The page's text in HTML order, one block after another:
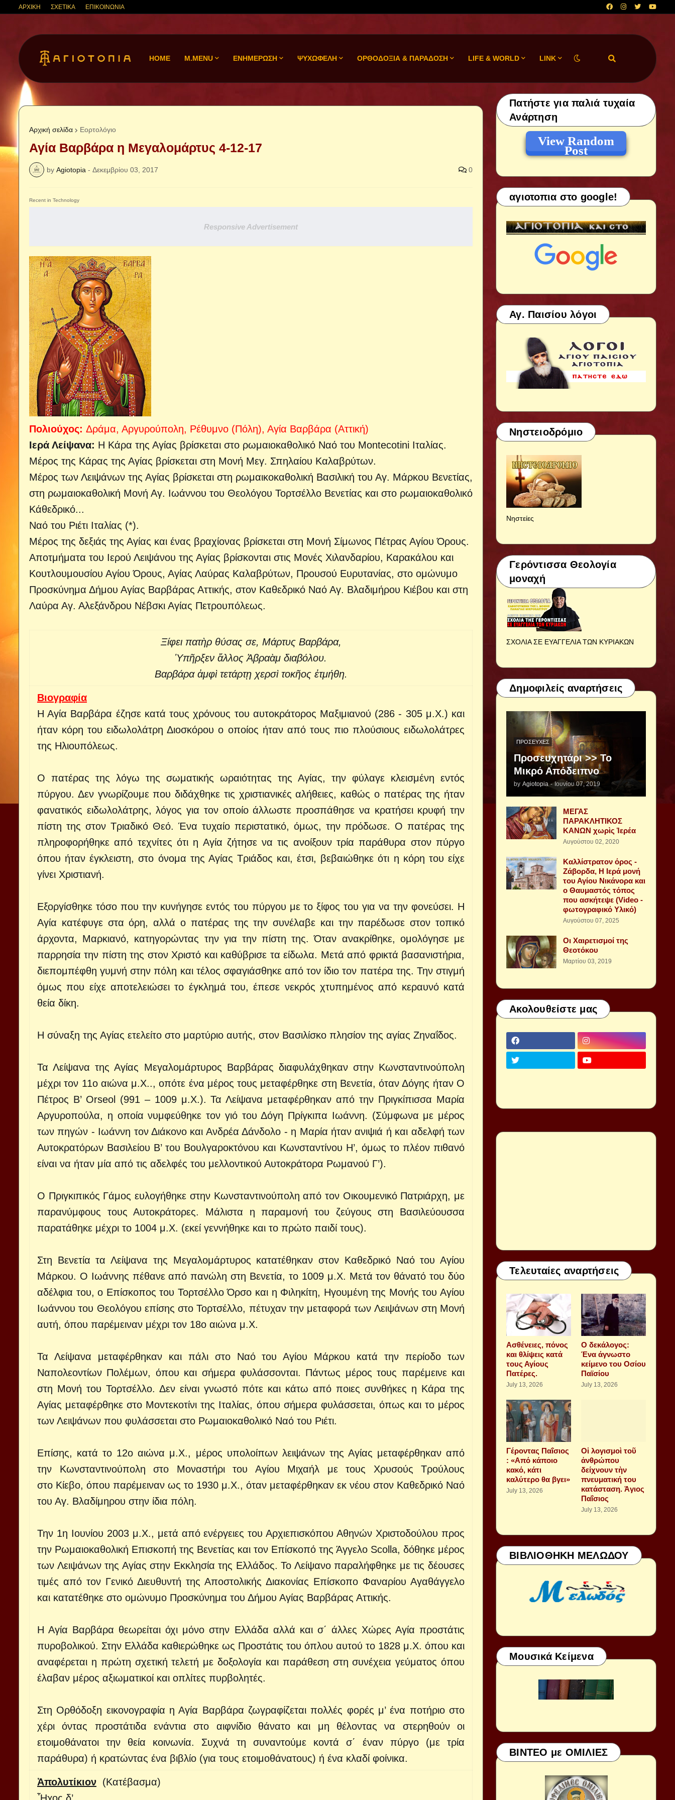
ΑΡΧΙΚΗ ΣΧΕΤΙΚΑ ΕΠΙΚΟΙΝΩΝΙΑ
HOME M.MENU ΕΝΗΜΕΡΩΣΗ ΨΥΧΩΦΕΛΗ ΟΡΘΟΔΟΞΙΑ & ΠΑΡΑΔΟΣΗ LIFE & WORLD LINK
Αρχική σελίδα Εορτολόγιο
Αγία Βαρβάρα η Μεγαλομάρτυς 4-12-17
by Agiotopia - Δεκεμβρίου 03, 2017 0
Recent in Technology
Responsive Advertisement
Πολιούχος: Δράμα, Αργυρούπολη, Ρέθυμνο (Πόλη), Αγία Βαρβάρα (Αττική)
Ιερά Λείψανα: Η Κάρα της Αγίας βρίσκεται στο ρωμαιοκαθολικό Ναό του Montecotini Ιταλίας.
Μέρος της Κάρας της Αγίας βρίσκεται στη Μονή Μεγ. Σπηλαίου Καλαβρύτων.
Μέρος των Λειψάνων της Αγίας βρίσκεται στη ρωμαικοκαθολική Βασιλική του Αγ. Μάρκου Βενετίας,
στη ρωμαιοκαθολική Μονή Αγ. Ιωάννου του Θεολόγου Τορτσέλλο Βενετίας και στο ρωμαιοκαθολικό
Κάθεδρικό...
Ναό του Ριέτι Ιταλίας (*).
Μέρος της δεξιάς της Αγίας και ένας βραχίονας βρίσκεται στη Μονή Σίμωνος Πέτρας Αγίου Όρους.
Αποτμήματα του Ιερού Λειψάνου της Αγίας βρίσκονται στις Μονές Χιλανδαρίου, Καρακάλου και
Κουτλουμουσίου Αγίου Όρους, Αγίας Λαύρας Καλαβρύτων, Προυσού Ευρυτανίας, στο ομώνυμο
Προσκύνημα Δήμου Αγίας Βαρβάρας Αττικής, στον Καθεδρικό Ναό Αγ. Βλαδιμήρου Κιέβου και στη
Λαύρα Αγ. Αλεξάνδρου Νέβσκι Αγίας Πετρουπόλεως.
Ξίφει πατὴρ θύσας σε, Μάρτυς Βαρβάρα,
Ὑπῆρξεν ἄλλος Ἀβραὰμ διαβόλου.
Βαρβάρα ἀμφὶ τετάρτῃ χερσὶ τοκῆος ἐτμήθη.
Βιογραφία
Η Αγία Βαρβάρα έζησε κατά τους χρόνους του αυτοκράτορος Μαξιμιανού (286 - 305 μ.Χ.) και
ήταν κόρη του ειδωλολάτρη Διοσκόρου ο οποίος ήταν από τους πιο πλούσιους ειδωλολάτρες
της Ηλιουπόλεως.
Ο πατέρας της λόγω της σωματικής ωραιότητας της Αγίας, την φύλαγε κλεισμένη εντός
πύργου. Δεν γνωρίζουμε που διδάχθηκε τις χριστιανικές αλήθειες, καθώς ο πατέρας της ήταν
φανατικός ειδωλολάτρης, λόγος για τον οποίο άλλωστε προσπάθησε να κρατήσει κρυφή την
πίστη της στον Τριαδικό Θεό. Ένα τυχαίο περιστατικό, όμως, την πρόδωσε. Ο πατέρας της
πληροφορήθηκε από τεχνίτες ότι η Αγία ζήτησε να τις ανοίξουν τρία παράθυρα στον πύργο
όπου ήταν έγκλειστη, στο όνομα της Αγίας Τριάδος και, έτσι, βεβαιώθηκε ότι η κόρη του είχε
γίνει Χριστιανή.
Εξοργίσθηκε τόσο που την κυνήγησε εντός του πύργου με το ξίφος του για να την φονεύσει. Η
Αγία κατέφυγε στα όρη, αλλά ο πατέρας της την συνέλαβε και την παρέδωσε στον τοπικό
άρχοντα, Μαρκιανό, κατηγορώντας την για την πίστη της. Όταν ανακρίθηκε, ομολόγησε με
παρρησία την πίστη της στον Χριστό και καθύβρισε τα είδωλα. Μετά από φρικτά βασανιστήρια,
διεπομπέφθη γυμνή στην πόλη και τέλος σφαγιάσθηκε από τον ίδιο τον πατέρα της. Την στιγμή
όμως που είχε αποτελειώσει το έγκλημά του, έπεσε νεκρός χτυπημένος από κεραυνό κατά
θεία δίκη.
Η σύναξη της Αγίας ετελείτο στο μαρτύριο αυτής, στον Βασιλίσκο πλησίον της αγίας Ζηναΐδος.
Τα Λείψανα της Αγίας Μεγαλομάρτυρος Βαρβάρας διαφυλάχθηκαν στην Κωνσταντινούπολη
μέχρι τον 11ο αιώνα μ.Χ.., οπότε ένα μέρος τους μεταφέρθηκε στη Βενετία, όταν Δόγης ήταν Ο
Πέτρος Β’ Orseol (991 – 1009 μ.Χ.). Τα Λείψανα μεταφέρθηκαν από την Πριγκίπισσα Μαρία
Αργυροπούλα, η οποία νυμφεύθηκε τον γιό του Δόγη Πρίγκιπα Ιωάννη. (Σύμφωνα με μέρος
των πηγών - Ιωάννη τον Διάκονο και Ανδρέα Δάνδολο - η Μαρία ήταν ανιψιά ή και αδελφή των
Αυτοκρατόρων Βασιλείου Β’ του Βουλγαροκτόνου και Κωνσταντίνου Η’, όμως το πλέον πιθανό
είναι να ήταν μία από τις αδελφές του μελλοντικού Αυτοκράτορα Ρωμανού Γ’).
Ο Πριγκιπικός Γάμος ευλογήθηκε στην Κωνσταντινούπολη από τον Οικουμενικό Πατριάρχη, με
παρανύμφους τους Αυτοκράτορες. Μάλιστα η παραμονή του ζεύγους στη Βασιλεύουσσα
παρατάθηκε μέχρι το 1004 μ.Χ. (εκεί γεννήθηκε και το πρώτο παιδί τους).
Στη Βενετία τα Λείψανα της Μεγαλομάρτυρος κατατέθηκαν στον Καθεδρικό Ναό του Αγίου
Μάρκου. Ο Ιωάννης πέθανε από πανώλη στη Βενετία, το 1009 μ.Χ. Μετά τον θάνατό του δύο
αδέλφια του, ο Επίσκοπος του Τορτσέλλο Όρσο και η Φιληκίτη, Ηγουμένη της Μονής του Αγίου
Ιωάννου του Θεολόγου επίσης στο Τορτσέλλο, πέτυχαν την μεταφορά των Λειψάνων στη Μονή
αυτή, όπου παρέμειναν μέχρι τον 18ο αιώνα μ.Χ.
Τα Λείψανα μεταφέρθηκαν και πάλι στο Ναό του Αγίου Μάρκου κατά την περίοδο των
Ναπολεοντίων Πολέμων, όπου και σήμερα φυλάσσονται. Πάντως μέρος τους παρέμεινε και
στη Μονή του Τορτσέλλο. Δεν είναι γνωστό πότε και κάτω από ποιες συνθήκες η Κάρα της
Αγίας μεταφέρθηκε στο Μοντεκοτίνι της Ιταλίας, όπου σήμερα φυλάσσεται, όπως και το μέρος
των Λειψάνων που φυλάσσεται στο Ρωμαιοκαθολικό Ναό του Ριέτι.
Επίσης, κατά το 12ο αιώνα μ.Χ., μέρος υπολοίπων λειψάνων της Αγίας μεταφέρθηκαν από
την Κωνσταντινούπολη στο Μοναστήρι του Αγίου Μιχαήλ με τους Χρυσούς Τρούλους
στο Κίεβο, όπου παρέμειναν ως το 1930 μ.Χ., όταν μεταφέρθηκαν εκ νέου στον Καθεδρικό Ναό
του Αγ. Βλαδίμηρου στην ίδια πόλη.
Την 1η Ιουνίου 2003 μ.Χ., μετά από ενέργειες του Αρχιεπισκόπου Αθηνών Χριστοδούλου προς
την Ρωμαιοκαθολική Επισκοπή της Βενετίας και τον Επίσκοπό της Άγγελο Scolla, δόθηκε μέρος
των Λειψάνων της Αγίας στην Εκκλησία της Ελλάδος. Το Λείψανο παραλήφθηκε με τις δέουσες
τιμές από τον Γενικό Διευθυντή της Αποστολικής Διακονίας Επίσκοπο Φαναρίου Αγαθάγγελο
και κατατέθηκε στο ομώνυμο Προσκύνημα του Δήμου Αγίας Βαρβάρας Αττικής.
Η Αγία Βαρβάρα θεωρείται όχι μόνο στην Ελλάδα αλλά και σ΄ άλλες Χώρες Αγία προστάτις
πυροβολικού. Στην Ελλάδα καθιερώθηκε ως Προστάτις του όπλου αυτού το 1828 μ.Χ. όπου και
αναφέρεται η πρώτη σχετική τελετή με δοξολογία και παράθεση στη συνέχεια γεύματος όπου
έλαβαν μέρος αξιωματικοί και οπλίτες πυρβολητές.
Στη Ορθόδοξη εικονογραφία η Αγία Βαρβάρα ζωγραφίζεται πολλές φορές μ’ ένα ποτήριο στο
χέρι όντας προστάτιδα ενάντια στο αιφνίδιο θάνατο και μη θέλοντας να στερηθούν οι
ετοιμοθάνατοι την θεία κοινωνία. Συχνά τη συναντούμε κοντά σ΄ έναν πύργο (με τρία
παράθυρα) ή κρατώντας ένα βιβλίο (για τους ετοιμοθάνατους) ή ένα κλαδί φοίνικα.
Ἀπολυτίκιον (Κατέβασμα)
Πατήστε για παλιά τυχαία
Ανάρτηση
View Random
Post
αγιοτοπια στο google!
Αγ. Παισίου λόγοι
Νηστειοδρόμιο
Νηστείες
Γερόντισσα Θεολογία
μοναχή
ΣΧΟΛΙΑ ΣΕ ΕΥΑΓΓΕΛΙΑ ΤΩΝ ΚΥΡΙΑΚΩΝ
Δημοφιλείς αναρτήσεις
ΠΡΟΣΕΥΧΈΣ
Προσευχητάρι >> Το
Μικρό Απόδειπνο
by Agiotopia - Ιουνίου 07, 2019
ΜΕΓΑΣ
ΠΑΡΑΚΛΗΤΙΚΟΣ
ΚΑΝΩΝ χωρὶς Ἱερέα
Αυγούστου 02, 2020
Καλλίστρατον όρος -
Ζάβορδα, Η Ιερά μονή
του Αγίου Νικάνορα και
ο Θαυμαστός τόπος
που ασκήτεψε (Video -
φωτογραφικό Υλικό)
Αυγούστου 07, 2025
Οι Χαιρετισμοί της
Θεοτόκου
Μαρτίου 03, 2019
Ακολουθείστε μας
Τελευταίες αναρτήσεις
Aσθένειες, πόνος
και θλίψεις κατά
τους Αγίους
Πατέρες.
July 13, 2026
Ο δεκάλογος:
Ένα άγνωστο
κείμενο του Οσίου
Παϊσίου
July 13, 2026
Γέροντας Παΐσιος
: «Από κάποιο
κακό, κάτι
καλύτερο θα βγει»
July 13, 2026
Οἱ λογισμοὶ τοῦ
ἀνθρώπου
δείχνουν τὴν
πνευματική του
κατάσταση. Ἁγιος
Παΐσιος
July 13, 2026
ΒΙΒΛΙΟΘΗΚΗ ΜΕΛΩΔΟΥ
Μουσικά Κείμενα
ΒΙΝΤΕΟ με ΟΜΙΛΙΕΣ